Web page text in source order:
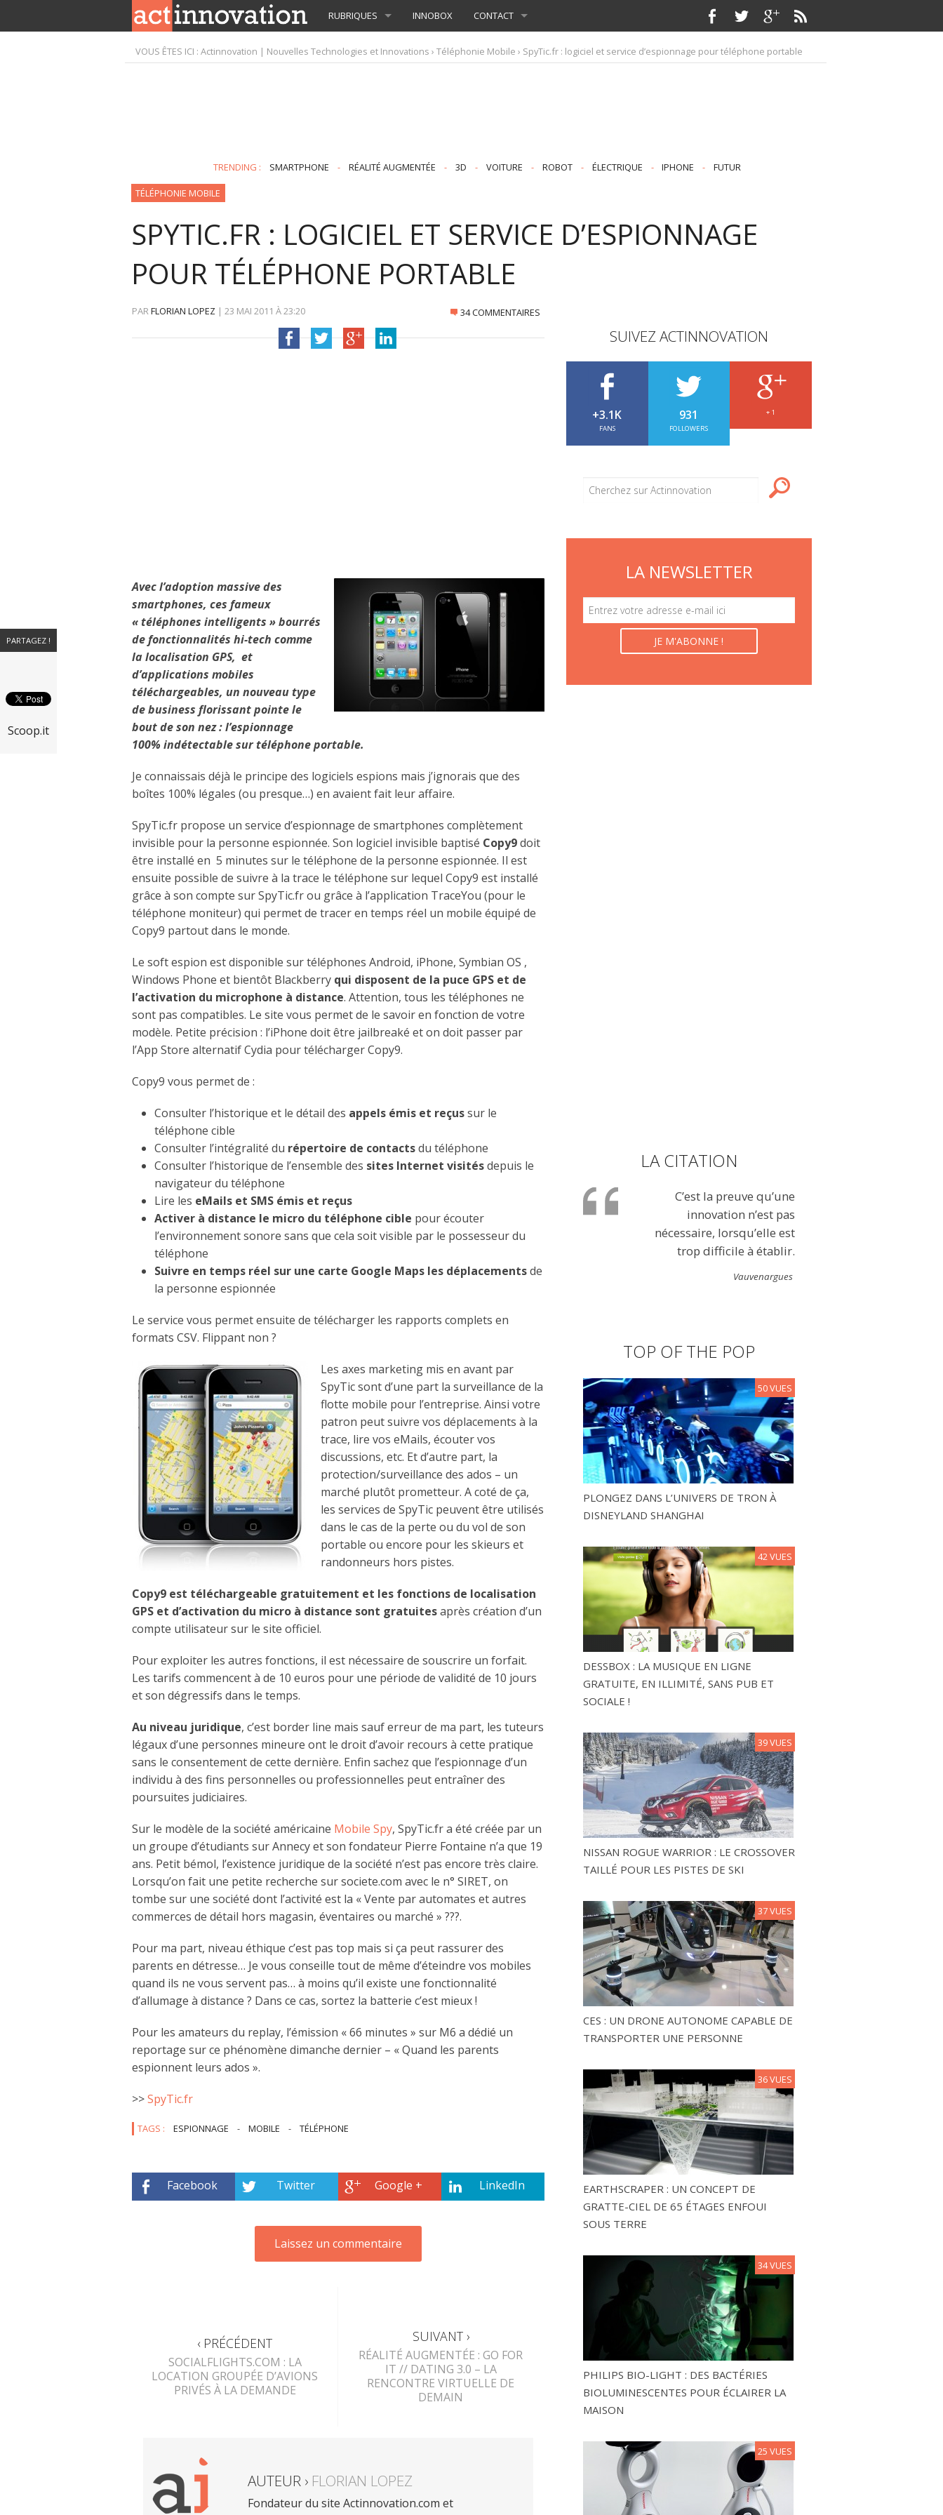
RUBRIQUES INNOBOX CONTACT
VOUS ÊTES ICI :Actinnovation | Nouvelles Technologies et Innovations ›Téléphonie Mobile › SpyTic.fr : logiciel et service d’espionnage pour téléphone portable
TRENDING : SMARTPHONE - RÉALITÉ AUGMENTÉE - 3D - VOITURE - ROBOT - ÉLECTRIQUE - IPHONE - FUTUR
TÉLÉPHONIE MOBILE
SPYTIC.FR : LOGICIEL ET SERVICE D’ESPIONNAGE
POUR TÉLÉPHONE PORTABLE
PARFLORIAN LOPEZ | 23 MAI 2011 À23:20 34 COMMENTAIRES
Avec l’adoption massive des
smartphones, ces fameux
« téléphones intelligents » bourrés
de fonctionnalités hi-tech comme
la localisation GPS, et
d’applications mobiles
téléchargeables, un nouveau type
de business florissant pointe le
bout de son nez : l’espionnage
100% indétectable sur téléphone portable.
Je connaissais déjà le principe des logiciels espions mais j’ignorais que des
boîtes 100% légales (ou presque…) en avaient fait leur affaire.
SpyTic.fr propose un service d’espionnage de smartphones complètement
invisible pour la personne espionnée. Son logiciel invisible baptisé Copy9doit
être installé en 5 minutes sur le téléphone de la personne espionnée. Il est
ensuite possible de suivre à la trace le téléphone sur lequel Copy9 est installé
grâce à son compte sur SpyTic.fr ou grâce à l’application TraceYou (pour le
téléphone moniteur) qui permet de tracer en temps réel un mobile équipé de
Copy9 partout dans le monde.
Le soft espion est disponible sur téléphones Android, iPhone, Symbian OS ,
Windows Phone et bientôt Blackberry qui disposent de la puce GPS et de
l’activation du microphone à distance. Attention, tous les téléphones ne
sont pas compatibles. Le site vous permet de le savoir en fonction de votre
modèle. Petite précision : l’iPhone doit être jailbreaké et on doit passer par
l’App Store alternatif Cydia pour télécharger Copy9.
Copy9 vous permet de :
Consulter l’historique et le détail des appels émis et reçussur le
téléphone cible
Consulter l’intégralité du répertoire de contactsdu téléphone
Consulter l’historique de l’ensemble des sites Internet visitésdepuis le
navigateur du téléphone
Lire les eMails et SMS émis et reçus
Activer à distance le micro du téléphone cible pour écouter
l’environnement sonore sans que cela soit visible par le possesseur du
téléphone
Suivre en temps réel sur une carte Google Maps les déplacementsde
la personne espionnée
Le service vous permet ensuite de télécharger les rapports complets en
formats CSV. Flippant non ?
Les axes marketing mis en avant par
SpyTic sont d’une part la surveillance de la
flotte mobile pour l’entreprise. Ainsi votre
patron peut suivre vos déplacements à la
trace, lire vos eMails, écouter vos
discussions, etc. Et d’autre part, la
protection/surveillance des ados – un
marché plutôt prometteur. A coté de ça,
les services de SpyTic peuvent être utilisés
dans le cas de la perte ou du vol de son
portable ou encore pour les skieurs et
randonneurs hors pistes.
Copy9 est téléchargeable gratuitement et les fonctions de localisation
GPS et d’activation du micro à distance sont gratuitesaprès création d’un
compte utilisateur sur le site officiel.
Pour exploiter les autres fonctions, il est nécessaire de souscrire un forfait.
Les tarifs commencent à de 10 euros pour une période de validité de 10 jours
et son dégressifs dans le temps.
Au niveau juridique, c’est border line mais sauf erreur de ma part, les tuteurs
légaux d’une personnes mineure ont le droit d’avoir recours à cette pratique
sans le consentement de cette dernière. Enfin sachez que l’espionnage d’un
individu à des fins personnelles ou professionnelles peut entraîner des
poursuites judiciaires.
Sur le modèle de la société américaine Mobile Spy, SpyTic.fr a été créée par un
un groupe d’étudiants sur Annecy et son fondateur Pierre Fontaine n’a que 19
ans. Petit bémol, l’existence juridique de la société n’est pas encore très claire.
Lorsqu’on fait une petite recherche sur societe.com avec le n° SIRET, on
tombe sur une société dont l’activité est la « Vente par automates et autres
commerces de détail hors magasin, éventaires ou marché » ???.
Pour ma part, niveau éthique c’est pas top mais si ça peut rassurer des
parents en détresse… Je vous conseille tout de même d’éteindre vos mobiles
quand ils ne vous servent pas… à moins qu’il existe une fonctionnalité
d’allumage à distance ? Dans ce cas, sortez la batterie c’est mieux !
Pour les amateurs du replay, l’émission « 66 minutes » sur M6 a dédié un
reportage sur ce phénomène dimanche dernier – « Quand les parents
espionnent leurs ados ».
>>SpyTic.fr
TAGS : ESPIONNAGE - MOBILE - TÉLÉPHONE
Facebook Twitter Google + LinkedIn
‹ PRÉCÉDENT
SOCIALFLIGHTS.COM : LA
LOCATION GROUPÉE D’AVIONS
PRIVÉS À LA DEMANDE
SUIVANT ›
RÉALITÉ AUGMENTÉE : GO FOR
IT // DATING 3.0 – LA
RENCONTRE VIRTUELLE DE
DEMAIN
AUTEUR › FLORIAN LOPEZ
Fondateur du site Actinnovation.com et
SUIVEZ ACTINNOVATION
+3.1K
FANS
931
FOLLOWERS
+ 1
LA NEWSLETTER
LA CITATION
C’est la preuve qu’une
innovation n’est pas
nécessaire, lorsqu’elle est
trop difficile à établir.
Vauvenargues
TOP OF THE POP
PLONGEZ DANS L’UNIVERS DE TRON À
DISNEYLAND SHANGHAI
50 VUES
DESSBOX : LA MUSIQUE EN LIGNE
GRATUITE, EN ILLIMITÉ, SANS PUB ET
SOCIALE !
42 VUES
NISSAN ROGUE WARRIOR : LE CROSSOVER
TAILLÉ POUR LES PISTES DE SKI
39 VUES
CES : UN DRONE AUTONOME CAPABLE DE
TRANSPORTER UNE PERSONNE
37 VUES
EARTHSCRAPER : UN CONCEPT DE
GRATTE-CIEL DE 65 ÉTAGES ENFOUI
SOUS TERRE
36 VUES
PHILIPS BIO-LIGHT : DES BACTÉRIES
BIOLUMINESCENTES POUR ÉCLAIRER LA
MAISON
34 VUES
25 VUES
PARTAGEZ !
Scoop.it